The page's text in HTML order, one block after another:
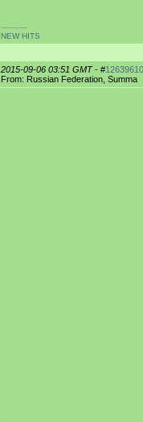
-----------
NEW HITS
2015-09-06 03:51 GMT- #12639610
From: Russian Federation, Summa